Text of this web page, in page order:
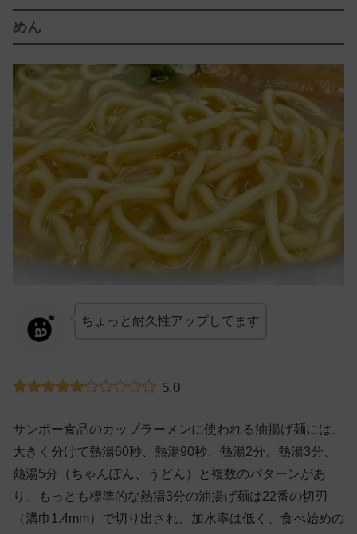
めん
ちょっと耐久性アップしてます
5.0
サンポー食品のカップラーメンに使われる油揚げ麺には、
大きく分けて熱湯60秒、熱湯90秒、熱湯2分、熱湯3分、
熱湯5分（ちゃんぽん、うどん）と複数のパターンがあ
り、もっとも標準的な熱湯3分の油揚げ麺は22番の切刃
（溝巾1.4mm）で切り出され、加水率は低く、食べ始めの